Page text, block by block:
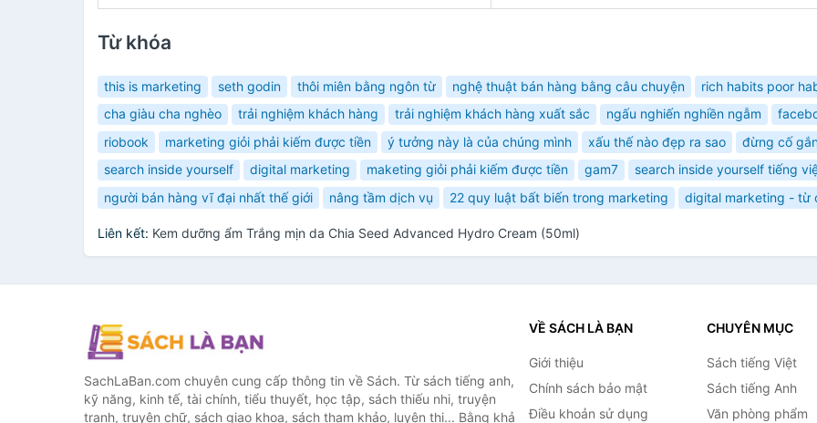
Từ khóa
this is marketing seth godin thôi miên bằng ngôn từ nghệ thuật bán hàng bằng câu chuyện rich habits poor
cha giàu cha nghèo
trải nghiệm khách hàng trải nghiệm khách hàng xuất sắc ngấu nghiến nghiền ngẫm
riobook
marketing giỏi phải kiếm được tiền ý tưởng này là của chúng mình xấu thế nào đẹp ra sao
đừng cố
search inside yourself
digital marketing maketing giỏi phải kiếm được tiền gam7 search inside yourself tiếng
người bán hàng vĩ đại nhất thế giới
nâng tầm dịch vụ 22 quy luật bất biến trong marketing digital marketing - từ
Liên kết: Kem dưỡng ẩm Trắng mịn da Chia Seed Advanced Hydro Cream (50ml)
SachLaBan.com chuyên cung cấp thông tin về Sách. Từ sách tiếng anh,
kỹ năng, kinh tế, tài chính, tiểu thuyết, học tập, sách thiếu nhi, truyện
tranh, truyện chữ, sách giao khoa, sách tham khảo, luyện thi... Bằng khả
VỀ SÁCH LÀ BẠN
Giới thiệu
Chính sách bảo mật
Điều khoản sử dụng
CHUYÊN MỤC
Sách tiếng Việt
Sách tiếng Anh
Văn phòng phẩm